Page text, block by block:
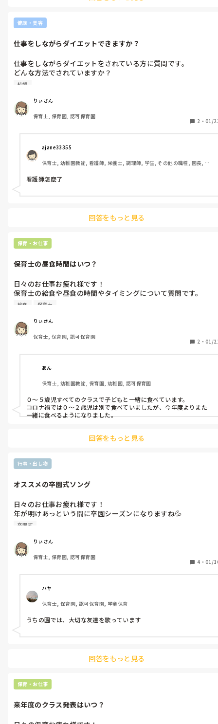
健康・美容
仕事をしながらダイエットできますか？
仕事をしながらダイエットをされている方に質問です。
どんな方法でされていますか？
仕事しながらだと続かないことが多いのですが、続けるための秘
結婚式に向けてダイエットを始めるのですが、色々と教えていた
だけると嬉しいです(^^)
結婚
りぃさん
保育士, 保育園, 認可保育園
2 ・ 01/
ajane33355
保育士, 幼稚園教諭, 看護師, 栄養士, 調理師, 学生, その他の職種, 園長, 管
看護師怎麼了
回答をもっと見る
保育・お仕事
保育士の昼食時間はいつ？
日々のお仕事お疲れ様です！
保育士の給食や昼食の時間やタイミングについて質問です。
みなさんの園で給食や昼食はいつ食べていますか？
ますか？それとも休憩中に別で食べていますか？
給食 保育士
りぃさん
保育士, 保育園, 認可保育園
2 ・ 01/
あん
保育士, 幼稚園教諭, 保育園, 幼稚園, 認可保育園
０〜５歳児すべてのクラスで子どもと一緒に食べています。
コロナ禍では０〜２歳児は別で食べていましたが、今年度よりまた
一緒に食べるようになりました。
回答をもっと見る
行事・出し物
オススメの卒園式ソング
日々のお仕事お疲れ様です！
年が明けあっという間に卒園シーズンになりますね💦
みなさんの園では卒園式に歌などは歌いますか？
卒園式
りぃさん
保育士, 保育園, 認可保育園
4 ・ 01/
ハヤ
保育士, 保育園, 認可保育園, 学童保育
うちの園では、大切な友達を歌っています
回答をもっと見る
保育・お仕事
来年度のクラス発表はいつ？